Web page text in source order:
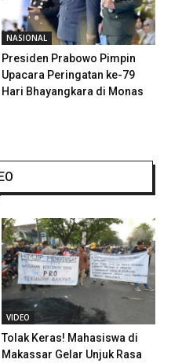
NASIONAL
Presiden Prabowo Pimpin
Upacara Peringatan ke-79
Hari Bhayangkara di Monas
VIDEO
Tolak Keras! Mahasiswa di
Makassar Gelar Unjuk Rasa